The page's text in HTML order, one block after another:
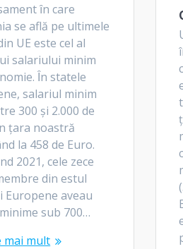
ȋn care
se află pe ultimele
UE este cel al
salariului minim
Ȋn statele
salariul minim
300 și 2.000 de
țara noastră
la 458 de Euro.
2021, cele zece
din estul
Europene aveau
sub 700…
mai mult